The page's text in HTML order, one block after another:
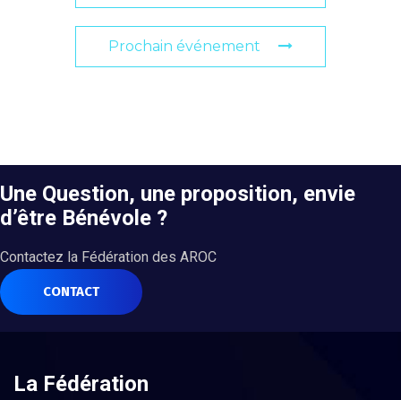
Prochain événement
Une Question, une proposition, envie
d’être Bénévole ?
Contactez la Fédération des AROC
CONTACT
La Fédération